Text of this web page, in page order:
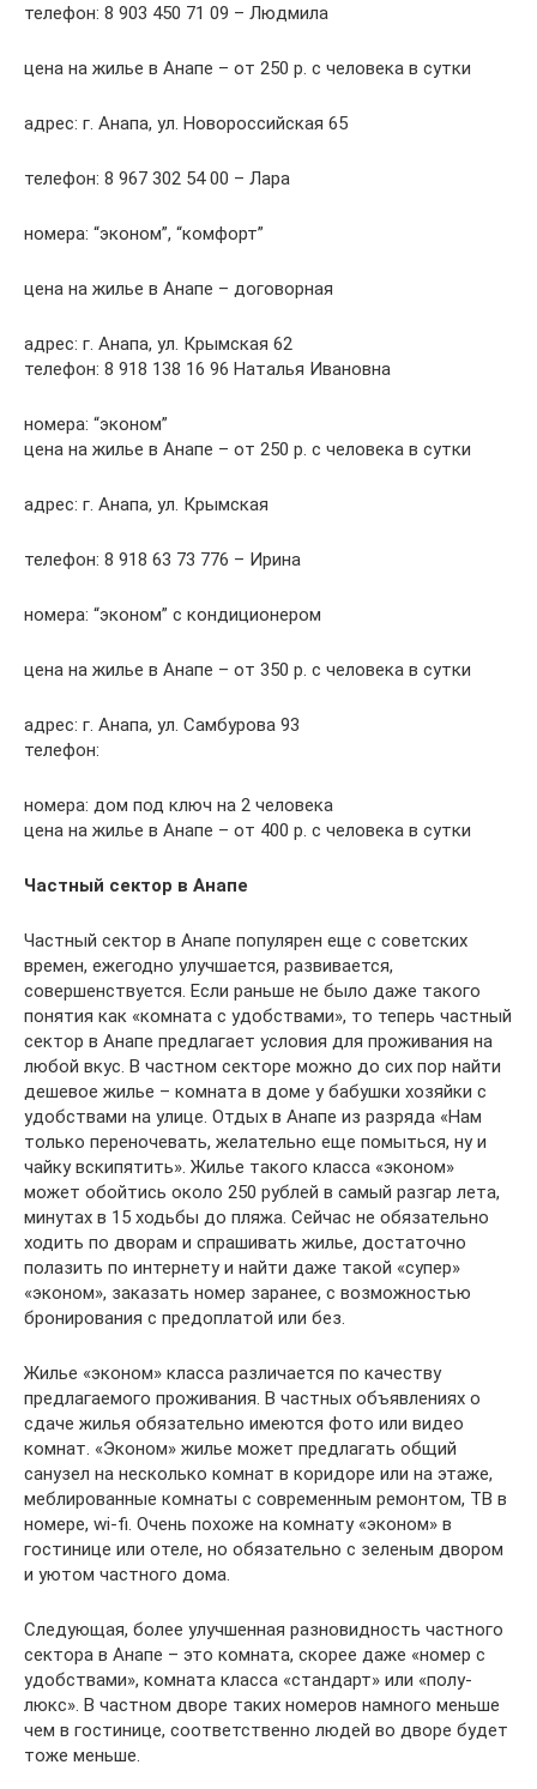
телефон: 8 903 450 71 09 – Людмила
цена на жилье в Анапе – от 250 р. с человека в сутки
адрес: г. Анапа, ул. Новороссийская 65
телефон: 8 967 302 54 00 – Лара
номера: “эконом”, “комфорт”
цена на жилье в Анапе – договорная
адрес: г. Анапа, ул. Крымская 62
телефон: 8 918 138 16 96 Наталья Ивановна
номера: “эконом”
цена на жилье в Анапе – от 250 р. с человека в сутки
адрес: г. Анапа, ул. Крымская
телефон: 8 918 63 73 776 – Ирина
номера: “эконом” с кондиционером
цена на жилье в Анапе – от 350 р. с человека в сутки
адрес: г. Анапа, ул. Самбурова 93
телефон:
номера: дом под ключ на 2 человека
цена на жилье в Анапе – от 400 р. с человека в сутки
Частный сектор в Анапе
Частный сектор в Анапе популярен еще с советских
времен, ежегодно улучшается, развивается,
совершенствуется. Если раньше не было даже такого
понятия как «комната с удобствами», то теперь частный
сектор в Анапе предлагает условия для проживания на
любой вкус. В частном секторе можно до сих пор найти
дешевое жилье – комната в доме у бабушки хозяйки с
удобствами на улице. Отдых в Анапе из разряда «Нам
только переночевать, желательно еще помыться, ну и
чайку вскипятить». Жилье такого класса «эконом»
может обойтись около 250 рублей в самый разгар лета,
минутах в 15 ходьбы до пляжа. Сейчас не обязательно
ходить по дворам и спрашивать жилье, достаточно
полазить по интернету и найти даже такой «супер»
«эконом», заказать номер заранее, с возможностью
бронирования с предоплатой или без.
Жилье «эконом» класса различается по качеству
предлагаемого проживания. В частных объявлениях о
сдаче жилья обязательно имеются фото или видео
комнат. «Эконом» жилье может предлагать общий
санузел на несколько комнат в коридоре или на этаже,
меблированные комнаты с современным ремонтом, ТВ в
номере, wi-fi. Очень похоже на комнату «эконом» в
гостинице или отеле, но обязательно с зеленым двором
и уютом частного дома.
Следующая, более улучшенная разновидность частного
сектора в Анапе – это комната, скорее даже «номер с
удобствами», комната класса «стандарт» или «полу-
люкс». В частном дворе таких номеров намного меньше
чем в гостинице, соответственно людей во дворе будет
тоже меньше.